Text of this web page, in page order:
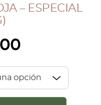
– ESPECIAL